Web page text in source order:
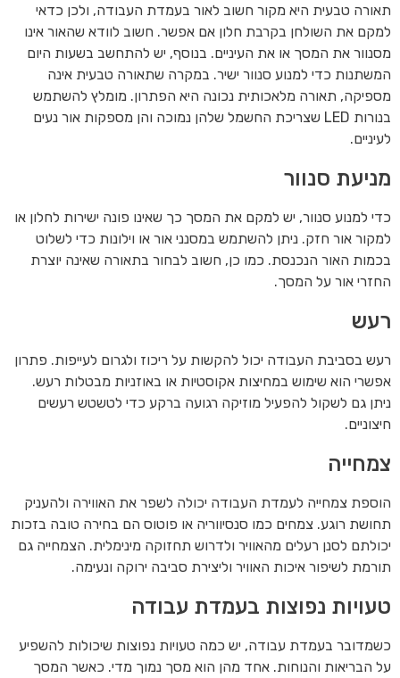
תאורה טבעית היא מקור חשוב לאור בעמדת העבודה, ולכן כדאי
למקם את השולחן בקרבת חלון אם אפשר. חשוב לוודא שהאור אינו
מסנוור את המסך או את העיניים. בנוסף, יש להתחשב בשעות היום
המשתנות כדי למנוע סנוור ישיר. במקרה שתאורה טבעית אינה
מספיקה, תאורה מלאכותית נכונה היא הפתרון. מומלץ להשתמש
בנורות LED שצריכת החשמל שלהן נמוכה והן מספקות אור נעים
לעיניים.
מניעת סנוור
כדי למנוע סנוור, יש למקם את המסך כך שאינו פונה ישירות לחלון או
למקור אור חזק. ניתן להשתמש במסנני אור או וילונות כדי לשלוט
בכמות האור הנכנסת. כמו כן, חשוב לבחור בתאורה שאינה יוצרת
החזרי אור על המסך.
רעש
רעש בסביבת העבודה יכול להקשות על ריכוז ולגרום לעייפות. פתרון
אפשרי הוא שימוש במחיצות אקוסטיות או באוזניות מבטלות רעש.
ניתן גם לשקול להפעיל מוזיקה רגועה ברקע כדי לטשטש רעשים
חיצוניים.
צמחייה
הוספת צמחייה לעמדת העבודה יכולה לשפר את האווירה ולהעניק
תחושת רוגע. צמחים כמו סנסיווריה או פוטוס הם בחירה טובה בזכות
יכולתם לסנן רעלים מהאוויר ולדרוש תחזוקה מינימלית. הצמחייה גם
תורמת לשיפור איכות האוויר וליצירת סביבה ירוקה ונעימה.
טעויות נפוצות בעמדת עבודה
כשמדובר בעמדת עבודה, יש כמה טעויות נפוצות שיכולות להשפיע
על הבריאות והנוחות. אחד מהן הוא מסך נמוך מדי. כאשר המסך